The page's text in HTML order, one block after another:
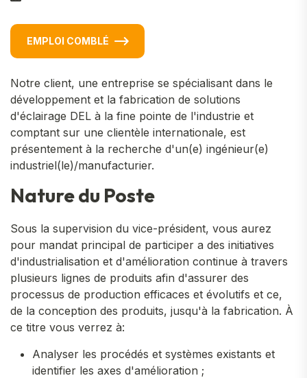
EMPLOI COMBLÉ
Notre client, une entreprise se spécialisant dans le
développement et la fabrication de solutions
d'éclairage DEL à la fine pointe de l'industrie et
comptant sur une clientèle internationale, est
présentement à la recherche d'un(e) ingénieur(e)
industriel(le)/manufacturier.
Nature du Poste
Sous la supervision du vice-président, vous aurez
pour mandat principal de participer a des initiatives
d'industrialisation et d'amélioration continue à travers
plusieurs lignes de produits afin d'assurer des
processus de production efficaces et évolutifs et ce,
de la conception des produits, jusqu'à la fabrication. À
ce titre vous verrez à:
Analyser les procédés et systèmes existants et
identifier les axes d'amélioration ;